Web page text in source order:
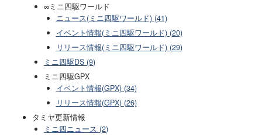
∞ミニ四駆ワールド
ニュース(ミニ四駆ワールド) (41)
イベント情報(ミニ四駆ワールド) (20)
リリース情報(ミニ四駆ワールド) (29)
ミニ四駆DS (9)
ミニ四駆GPX
イベント情報(GPX) (34)
リリース情報(GPX) (26)
タミヤ更新情報
ミニ四ニュース (2)